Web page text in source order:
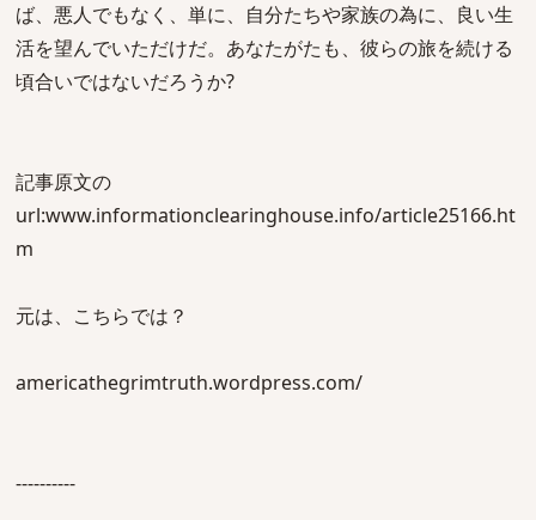
ば、悪人でもなく、単に、自分たちや家族の為に、良い生
活を望んでいただけだ。あなたがたも、彼らの旅を続ける
頃合いではないだろうか?
記事原文の
url:www.informationclearinghouse.info/article25166.ht
m
元は、こちらでは？
americathegrimtruth.wordpress.com/
----------